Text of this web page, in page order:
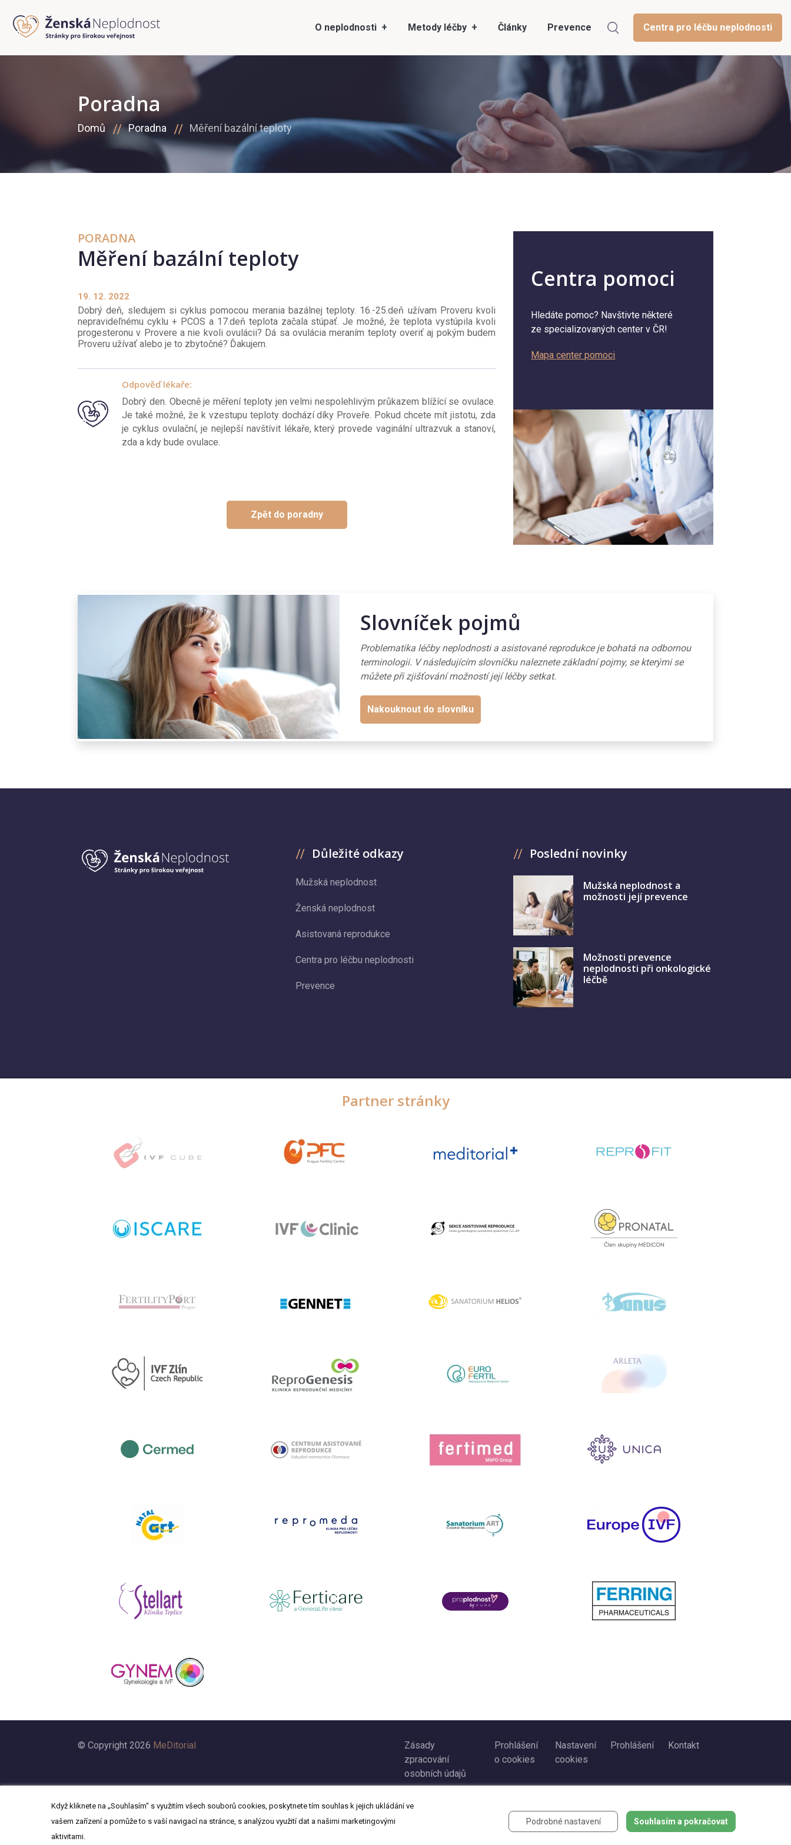
O neplodnosti Metody léčby Články Prevence Centra pro léčbu neplodnosti
Poradna
Domů Poradna Měření bazální teploty
PORADNA
Měření bazální teploty
19. 12. 2022
Dobrý deň, sledujem si cyklus pomocou merania bazálnej teploty. 16.-25.deň užívam Proveru kvoli
nepravideľnému cyklu + PCOS a 17.deň teplota začala stúpať. Je možné, že teplota vystúpila kvoli
progesteronu v Provere a nie kvoli ovulácii? Dá sa ovulácia meraním teploty overiť aj pokým budem
Proveru užívať alebo je to zbytočné? Ďakujem.
Odpověď lékaře:
Dobrý den. Obecně je měření teploty jen velmi nespolehlivým průkazem blížící se ovulace.
Je také možné, že k vzestupu teploty dochází díky Proveře. Pokud chcete mít jistotu, zda
je cyklus ovulační, je nejlepší navštívit lékaře, který provede vaginální ultrazvuk a stanoví,
zda a kdy bude ovulace.
Zpět do poradny
Centra pomoci
Hledáte pomoc? Navštivte některé
ze specializovaných center v ČR!
Mapa center pomoci
Slovníček pojmů
Problematika léčby neplodnosti a asistované reprodukce je bohatá na odbornou
terminologii. V následujícím slovníčku naleznete základní pojmy, se kterými se
můžete při zjišťování možností její léčby setkat.
Nakouknout do slovníku
Důležité odkazy
Mužská neplodnost
Ženská neplodnost
Asistovaná reprodukce
Centra pro léčbu neplodnosti
Prevence
Poslední novinky
Mužská neplodnost a
možnosti její prevence
Možnosti prevence
neplodnosti při onkologické
léčbě
Partner stránky
© Copyright 2026 MeDitorial
Zásady
zpracování
osobních údajů
Prohlášení
o cookies
Nastavení
cookies
Prohlášení Kontakt
Když kliknete na „Souhlasím“ s využitím všech souborů cookies, poskytnete tím souhlas k jejich ukládání ve
vašem zařízení a pomůže to s vaší navigací na stránce, s analýzou využití dat a našimi marketingovými
aktivitami.
Podrobné nastavení Souhlasím a pokračovat